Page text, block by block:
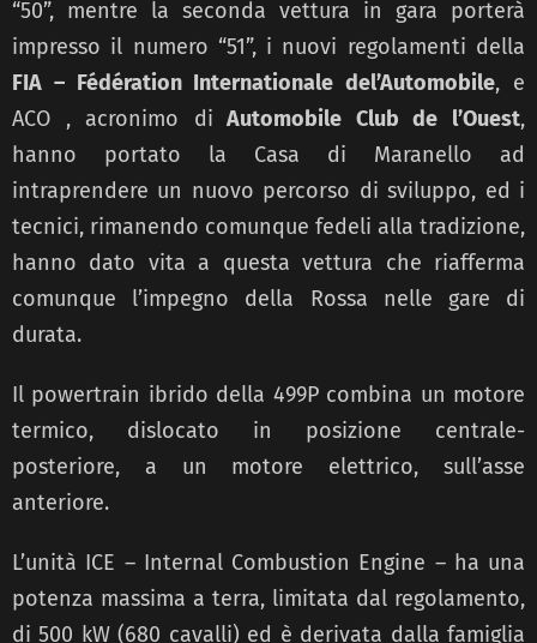
“50”, mentre la seconda vettura in gara porterà
impresso il numero “51”, i nuovi regolamenti della
FIA – Fédération Internationale del’Automobile, e
ACO , acronimo di Automobile Club de l’Ouest,
hanno portato la Casa di Maranello ad
intraprendere un nuovo percorso di sviluppo, ed i
tecnici, rimanendo comunque fedeli alla tradizione,
hanno dato vita a questa vettura che riafferma
comunque l’impegno della Rossa nelle gare di
durata.
Il powertrain ibrido della 499P combina un motore
termico, dislocato in posizione centrale-
posteriore, a un motore elettrico, sull’asse
anteriore.
L’unità ICE – Internal Combustion Engine – ha una
potenza massima a terra, limitata dal regolamento,
di 500 kW (680 cavalli) ed è derivata dalla famiglia